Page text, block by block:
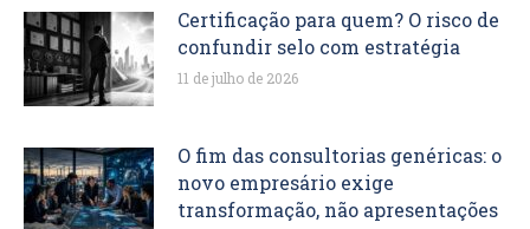
Certificação para quem? O risco de
confundir selo com estratégia
11 de julho de 2026
O fim das consultorias genéricas: o
novo empresário exige
transformação, não apresentações